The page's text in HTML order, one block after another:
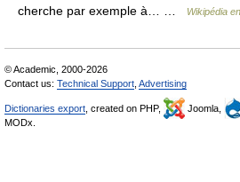
cherche par exemple à… …
Wikipédia
© Academic, 2000-2026
Contact us: Technical Support Advertising
Dictionaries export , created on PHP, Joomla,
MODx.